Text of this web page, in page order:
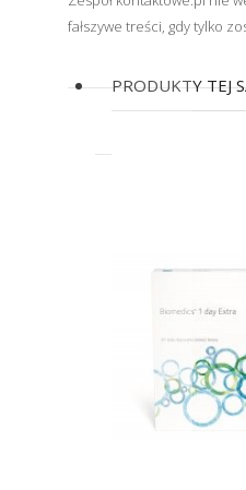
fałszywe treści, gdy tylko
PRODUKTY TEJ